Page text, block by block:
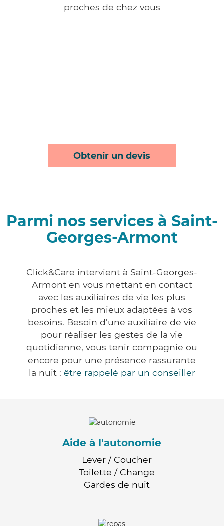
proches de chez vous
Obtenir un devis
Parmi nos services à Saint-
Georges-Armont
Click&Care intervient à Saint-Georges-
Armont en vous mettant en contact
avec les auxiliaires de vie les plus
proches et les mieux adaptées à vos
besoins. Besoin d'une auxiliaire de vie
pour réaliser les gestes de la vie
quotidienne, vous tenir compagnie ou
encore pour une présence rassurante
la nuit : être rappelé par un conseiller
Aide à l'autonomie
Lever / Coucher
Toilette / Change
Gardes de nuit